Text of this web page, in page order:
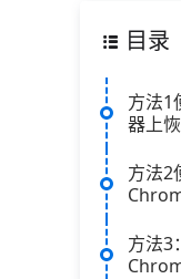
目录
方法1
器上
方法2
方法3